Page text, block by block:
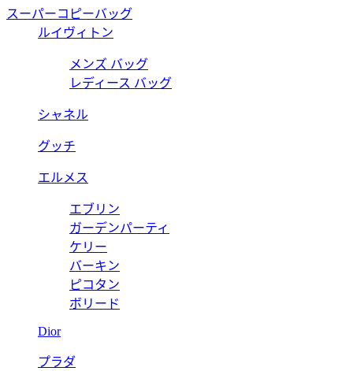
スーパーコピーバッグ
ルイヴィトン
メンズ バッグ
レディース バッグ
シャネル
グッチ
エルメス
エブリン
ガーデンパーティ
ケリー
バーキン
ピコタン
ボリード
Dior
プラダ